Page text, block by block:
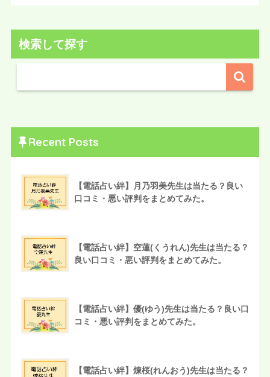
検索して探す
Recent Posts
【電話占い絆】月乃羽美先生は当たる？良い
口コミ・悪い評判をまとめてみた。
【電話占い絆】空蓮(くうれん)先生は当たる？
良い口コミ・悪い評判をまとめてみた。
【電話占い絆】優(ゆう)先生は当たる？良い口
コミ・悪い評判をまとめてみた。
【電話占い絆】煉桜(れんおう)先生は当たる？